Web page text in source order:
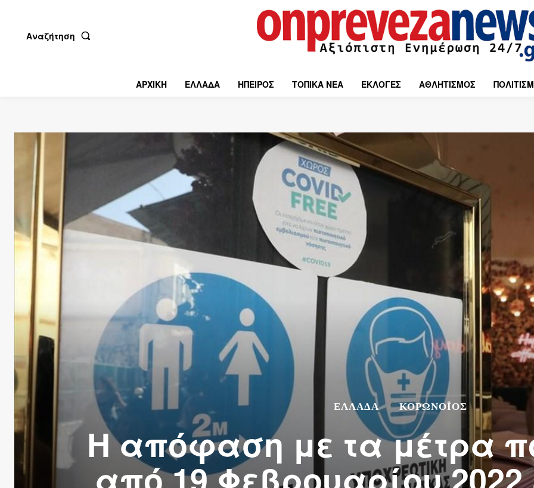
Αναζήτηση
ΑΡΧΙΚΗ ΕΛΛΑΔΑ ΗΠΕΙΡΟΣ ΤΟΠΙΚΑ ΝΕΑ ΕΚΛΟΓΕΣ ΑΘΛΗΤΙΣΜΟΣ
ΕΛΛΆΔΑ ΚΟΡΩΝΟΪΌΣ
Η απόφαση με τα μέτρα